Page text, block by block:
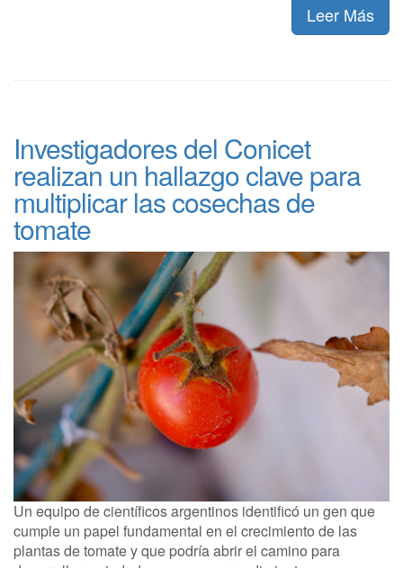
Leer Más
Investigadores del Conicet
realizan un hallazgo clave para
multiplicar las cosechas de
tomate
Un equipo de científicos argentinos identificó un gen que
cumple un papel fundamental en el crecimiento de las
plantas de tomate y que podría abrir el camino para